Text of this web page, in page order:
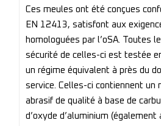
Ces meules ont été conçues
EN 12413, satisfont aux
homologuées par l’oSA. Toutes
sécurité de celles-ci est testée
un régime équivalent à près du
service. Celles-ci contiennent un
abrasif de qualité à base de
d’oxyde d’aluminium (également